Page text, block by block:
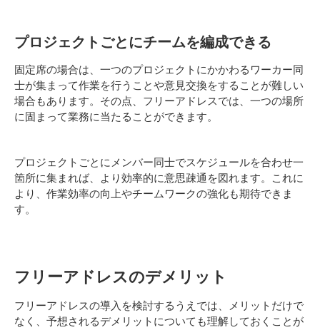
プロジェクトごとにチームを編成できる
固定席の場合は、一つのプロジェクトにかかわるワーカー同
士が集まって作業を行うことや意見交換をすることが難しい
場合もあります。その点、フリーアドレスでは、一つの場所
に固まって業務に当たることができます。
プロジェクトごとにメンバー同士でスケジュールを合わせ一
箇所に集まれば、より効率的に意思疎通を図れます。これに
より、作業効率の向上やチームワークの強化も期待できま
す。
フリーアドレスのデメリット
フリーアドレスの導入を検討するうえでは、メリットだけで
なく、予想されるデメリットについても理解しておくことが